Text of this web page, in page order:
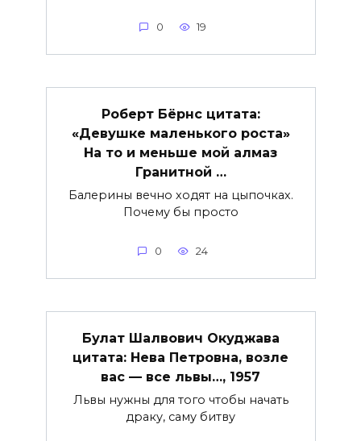
0 19
Роберт Бёрнс цитата:
«Девушке маленького роста»
На то и меньше мой алмаз
Гранитной …
Балерины вечно ходят на цыпочках.
Почему бы просто
0 24
Булат Шалвович Окуджава
цитата: Нева Петровна, возле
вас — все львы…, 1957
Львы нужны для того чтобы начать
драку, саму битву